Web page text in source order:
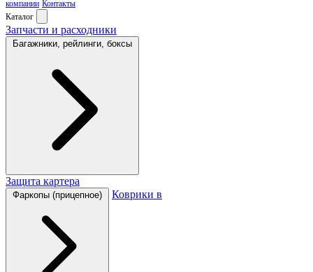
компании Контакты
Каталог
Запчасти и расходники
Багажники, рейлинги, боксы
Защита картера
Фаркопы (прицепное) Коврики в